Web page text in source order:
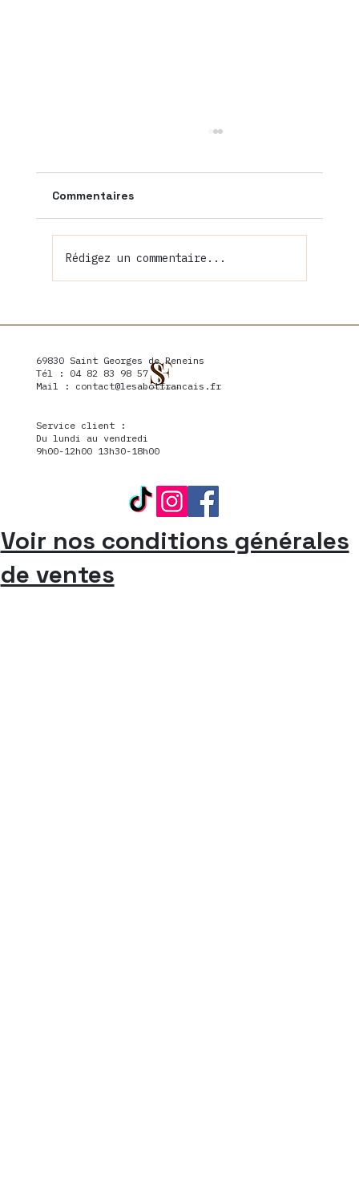
Commentaires
Rédigez un commentaire...
Voir nos conditions générales
de ventes
69830 Saint Georges de Reneins
Tél : 04 82 83 98 57
Mail : contact@lesabotfrancais.fr
Service client :
Du lundi au vendredi
9h00-12h00 13h30-18h00